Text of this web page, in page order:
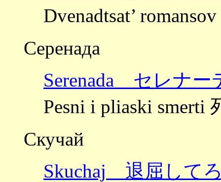
Dvenadtsat’
Серенада
Serenada セレナー
Pesni i pliaski smerti
Скучай
Skuchaj 退屈して